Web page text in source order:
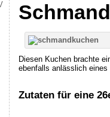
Diesen Kuchen brachte
ebenfalls anlässlich eines
Zutaten für eine